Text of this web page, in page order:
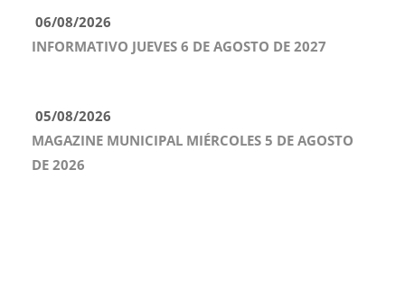
06/08/2026
INFORMATIVO JUEVES 6 DE AGOSTO DE 2027
05/08/2026
MAGAZINE MUNICIPAL MIÉRCOLES 5 DE AGOSTO
DE 2026